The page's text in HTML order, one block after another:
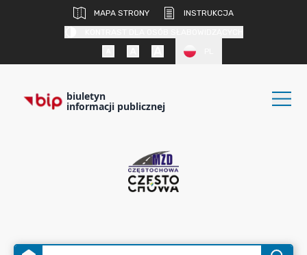
MAPA STRONY
INSTRUKCJA
biuletyn
informacji publicznej